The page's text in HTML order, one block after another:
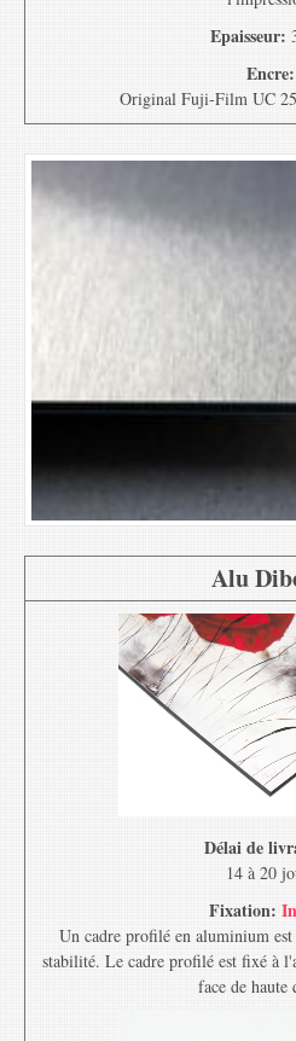
Epaisseur:
Encre:
Original Fuji-Film UC
Alu
Délai de
14 à 20
Fixation:
Un cadre profilé en aluminium
stabilité. Le cadre profilé est fixé à
face de haute